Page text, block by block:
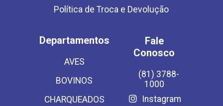
Política de Troca e Devolução
Departamentos
AVES
BOVINOS
CHARQUEADOS
Fale
Conosco
(81) 3788-
1000
Instagram